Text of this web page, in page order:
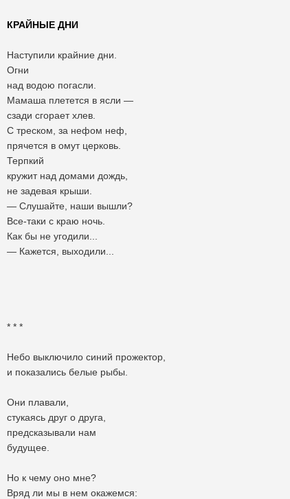
КРАЙНЫЕ ДНИ
Наступили крайние дни.
Огни
над водою погасли.
Мамаша плетется в ясли —
сзади сгорает хлев.
С треском, за нефом неф,
прячется в омут церковь.
Терпкий
кружит над домами дождь,
не задевая крыши.
— Слушайте, наши вышли?
Все-таки с краю ночь.
Как бы не угодили...
— Кажется, выходили...
* * *
Небо выключило синий прожектор,
и показались белые рыбы.
Они плавали,
стукаясь друг о друга,
предсказывали нам
будущее.
Но к чему оно мне?
Вряд ли мы в нем окажемся: